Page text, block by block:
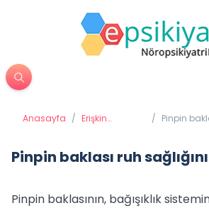
Anasayfa / Erişkin
/ Pinpin
Pinpin baklası ruh
Pinpin baklasının, bağışıklık